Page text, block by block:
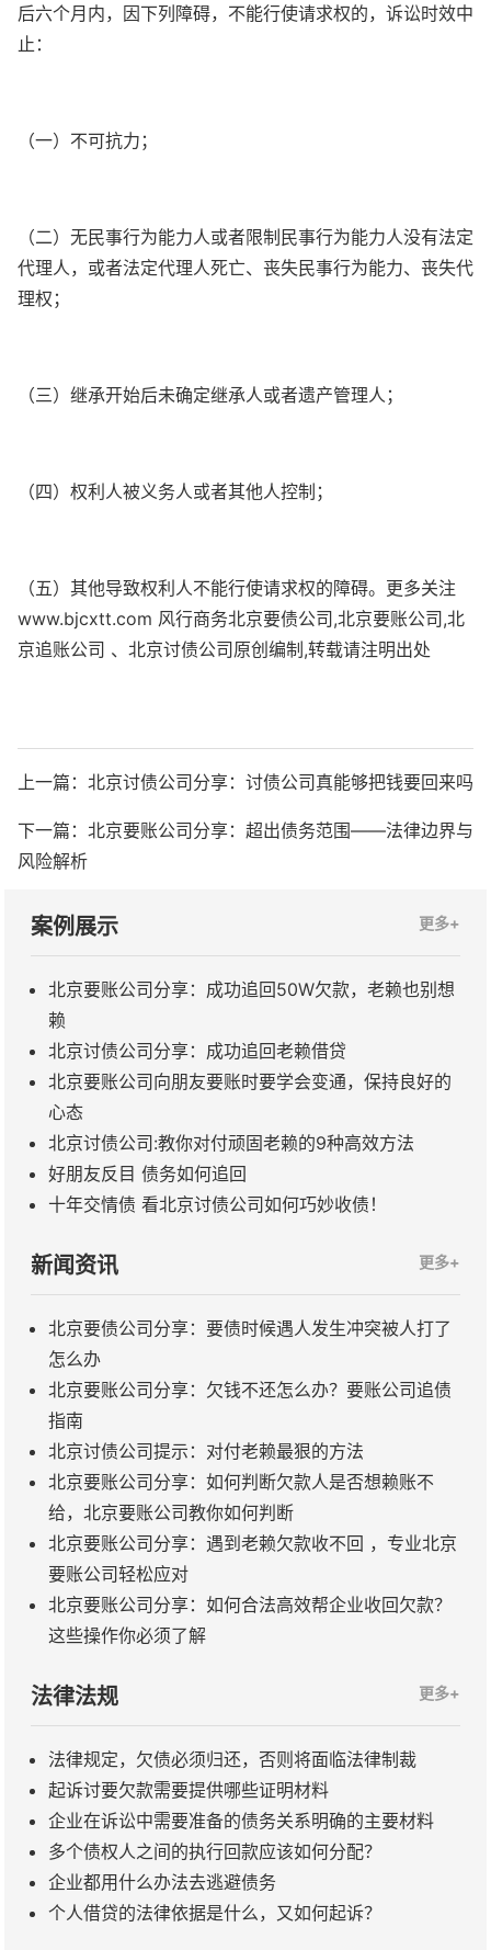
后六个月内，因下列障碍，不能行使请求权的，诉讼时效中
止：
（一）不可抗力；
（二）无民事行为能力人或者限制民事行为能力人没有法定
代理人，或者法定代理人死亡、丧失民事行为能力、丧失代
理权；
（三）继承开始后未确定继承人或者遗产管理人；
（四）权利人被义务人或者其他人控制；
（五）其他导致权利人不能行使请求权的障碍。更多关注
www.bjcxtt.com 风行商务北京要债公司,北京要账公司,北
京追账公司 、北京讨债公司原创编制,转载请注明出处
上一篇： 北京讨债公司分享：讨债公司真能够把钱要回来吗
下一篇： 北京要账公司分享：超出债务范围——法律边界与
风险解析
案例展示 更多+
北京要账公司分享：成功追回50W欠款，老赖也别想
赖
北京讨债公司分享：成功追回老赖借贷
北京要账公司向朋友要账时要学会变通，保持良好的
心态
北京讨债公司:教你对付顽固老赖的9种高效方法
​好朋友反目 债务如何追回
​十年交情债 看北京讨债公司如何巧妙收债！
新闻资讯 更多+
北京要债公司分享：要债时候遇人发生冲突被人打了
怎么办
北京要账公司分享：欠钱不还怎么办？要账公司追债
指南
北京讨债公司提示：对付老赖最狠的方法
北京要账公司分享：如何判断欠款人是否想赖账不
给，北京要账公司教你如何判断
北京要账公司分享：遇到老赖欠款收不回 ，专业北京
要账公司轻松应对
北京要账公司分享：如何合法高效帮企业收回欠款？
这些操作你必须了解
法律法规 更多+
法律规定，欠债必须归还，否则将面临法律制裁
起诉讨要欠款需要提供哪些证明材料
企业在诉讼中需要准备的债务关系明确的主要材料
多个债权人之间的执行回款应该如何分配？
企业都用什么办法去逃避债务
个人借贷的法律依据是什么，又如何起诉？